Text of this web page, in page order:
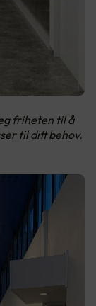
friheten til å
til ditt behov.